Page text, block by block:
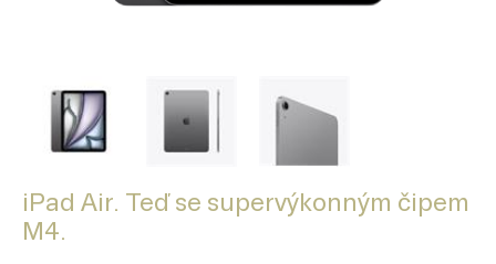
iPad Air. Teď se supervýkonným čipem
M4.